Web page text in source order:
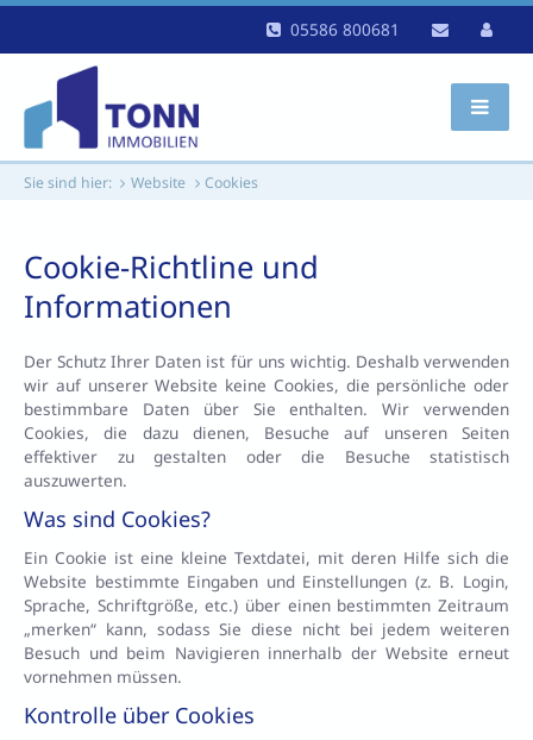
05586 800681
Sie sind hier: Website Cookies
Cookie-Richtline und
Informationen
Der Schutz Ihrer Daten ist für uns wichtig. Deshalb verwenden
wir auf unserer Website keine Cookies, die persönliche oder
bestimmbare Daten über Sie enthalten. Wir verwenden
Cookies, die dazu dienen, Besuche auf unseren Seiten
effektiver zu gestalten oder die Besuche statistisch
auszuwerten.
Was sind Cookies?
Ein Cookie ist eine kleine Textdatei, mit deren Hilfe sich die
Website bestimmte Eingaben und Einstellungen (z. B. Login,
Sprache, Schriftgröße, etc.) über einen bestimmten Zeitraum
„merken“ kann, sodass Sie diese nicht bei jedem weiteren
Besuch und beim Navigieren innerhalb der Website erneut
vornehmen müssen.
Kontrolle über Cookies